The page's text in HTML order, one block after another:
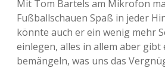
Mit Tom Bartels am Mikrofon
Fußballschauen Spaß in jeder
könnte auch er ein wenig mehr
einlegen, alles in allem aber gibt
bemängeln, was uns das